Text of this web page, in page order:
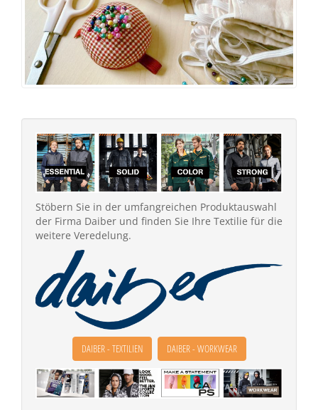
Stöbern Sie in der umfangreichen Produktauswahl
der Firma Daiber und finden Sie Ihre Textilie für die
weitere Veredelung.
DAIBER - TEXTILIEN DAIBER - WORKWEAR